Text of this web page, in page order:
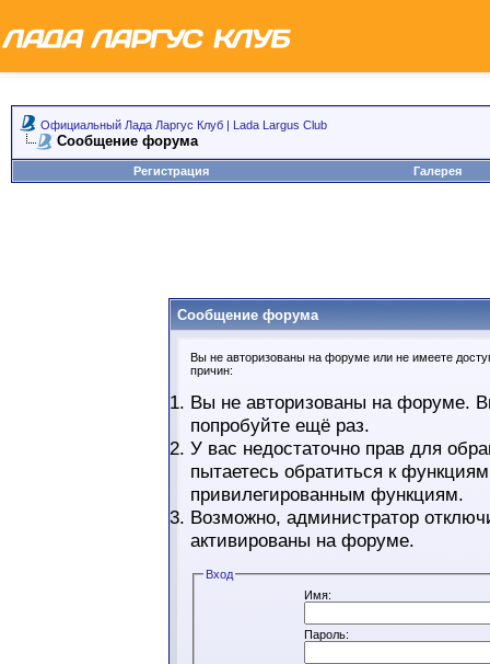
Официальный Лада Ларгус Клуб | Lada Largus Club
Сообщение форума
Регистрация Галерея
Сообщение форума
Вы не авторизованы на форуме или не имеете
причин:
Вы не авторизованы на форуме.
попробуйте ещё раз.
У вас недостаточно прав для
пытаетесь обратиться к
привилегированным функциям.
Возможно, администратор
активированы на форуме.
Вход
Имя:
Пароль: